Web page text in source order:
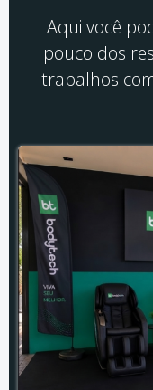
Aqui você
pouco dos
trabalhos